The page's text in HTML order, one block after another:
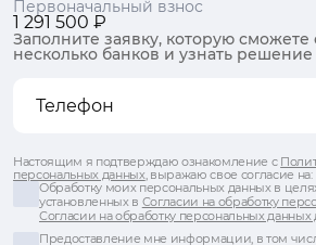
Первоначальный взнос
1 291 500 ₽
Заполните заявку, которую сможете
несколько банков и узнать
Настоящим я подтверждаю ознакомление с
персональных данных, выражаю свое согласие на:
Обработку моих персональных данных в
установленных в Согласии на обработку
Согласии на обработку персональных
Предоставление мне информации, в том